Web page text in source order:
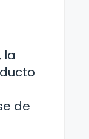
la
de